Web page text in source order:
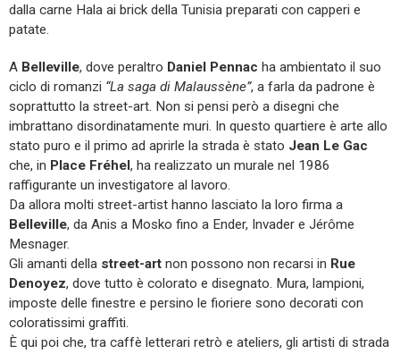
dalla carne Hala ai brick della Tunisia preparati con capperi e
patate.
A Belleville, dove peraltro Daniel Pennac ha ambientato il suo
ciclo di romanzi “La saga di Malaussène”, a farla da padrone è
soprattutto la street-art. Non si pensi però a disegni che
imbrattano disordinatamente muri. In questo quartiere è arte allo
stato puro e il primo ad aprirle la strada è stato Jean Le Gac
che, in Place Fréhel, ha realizzato un murale nel 1986
raffigurante un investigatore al lavoro.
Da allora molti street-artist hanno lasciato la loro firma a
Belleville, da Anis a Mosko fino a Ender, Invader e Jérôme
Mesnager.
Gli amanti della street-art non possono non recarsi in Rue
Denoyez, dove tutto è colorato e disegnato. Mura, lampioni,
imposte delle finestre e persino le fioriere sono decorati con
coloratissimi graffiti.
È qui poi che, tra caffè letterari retrò e ateliers, gli artisti di strada